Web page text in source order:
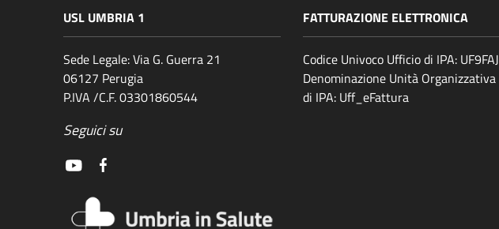
USL UMBRIA 1
Sede Legale: Via G. Guerra 21
06127 Perugia
P.IVA /C.F. 03301860544
Seguici su
FATTURAZIONE ELETTRONICA
Codice Univoco Ufficio di IPA: UF9FAJ
Denominazione Unità Organizzativa
di IPA: Uff_eFattura